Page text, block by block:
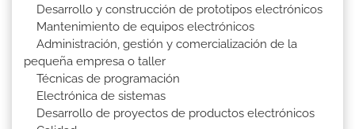
Desarrollo y construcción de prototipos electrónicos
Mantenimiento de equipos electrónicos
Administración, gestión y comercialización de la
pequeña empresa o taller
Técnicas de programación
Electrónica de sistemas
Desarrollo de proyectos de productos electrónicos